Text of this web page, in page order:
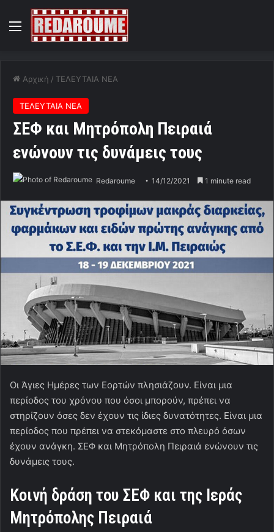
Menu
Αρχική / ΤΕΛΕΥΤΑΙΑ ΝΕΑ
ΤΕΛΕΥΤΑΙΑ ΝΕΑ
ΣΕΦ και Μητρόπολη Πειραιά
ενώνουν τις δυνάμεις τους
Redaroume 14/12/2021 1 minute read
Οι Άγιες Ημέρες των Εορτών πλησιάζουν. Είναι μια
περίοδος του χρόνου που όσοι μπορούν, πρέπει να
στηρίζουν όσες δεν έχουν τις ίδιες δυνατότητες. Είναι μια
περίοδος που πρέπει να στεκόμαστε στο πλευρό όσων
έχουν ανάγκη. ΣΕΦ και Μητρόπολη Πειραιά ενώνουν τις
δυνάμεις τους.
Κοινή δράση του ΣΕΦ και της Ιεράς
Μητρόπολης Πειραιά